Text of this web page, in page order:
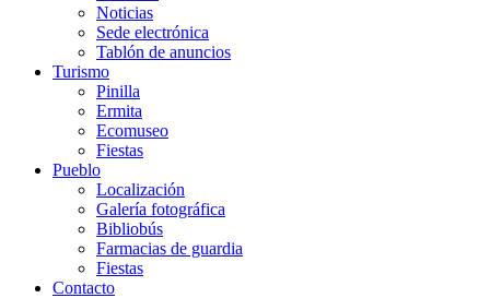
Noticias
Sede electrónica
Tablón de anuncios
Turismo
Pinilla
Ermita
Ecomuseo
Fiestas
Pueblo
Localización
Galería fotográfica
Bibliobús
Farmacias de guardia
Fiestas
Contacto